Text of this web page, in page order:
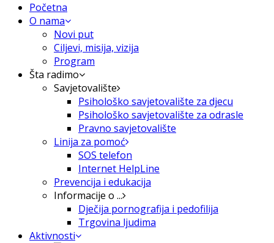
Početna
O nama
Novi put
Ciljevi, misija, vizija
Program
Šta radimo
Savjetovalište
Psihološko savjetovalište za djecu
Psihološko savjetovalište za odrasle
Pravno savjetovalište
Linija za pomoć
SOS telefon
Internet HelpLine
Prevencija i edukacija
Informacije o ...
Dječija pornografija i pedofilija
Trgovina ljudima
Aktivnosti